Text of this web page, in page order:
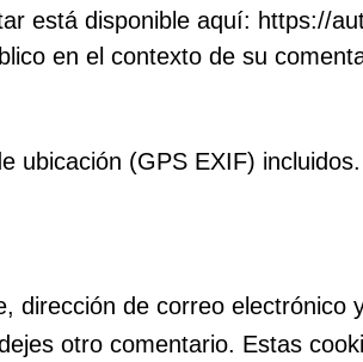
está disponible aquí: https://
en el contexto de su
(GPS EXIF)
de correo electrónico
otro comentario. Estas